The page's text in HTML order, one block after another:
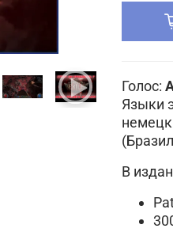
Голос:
Языки
В